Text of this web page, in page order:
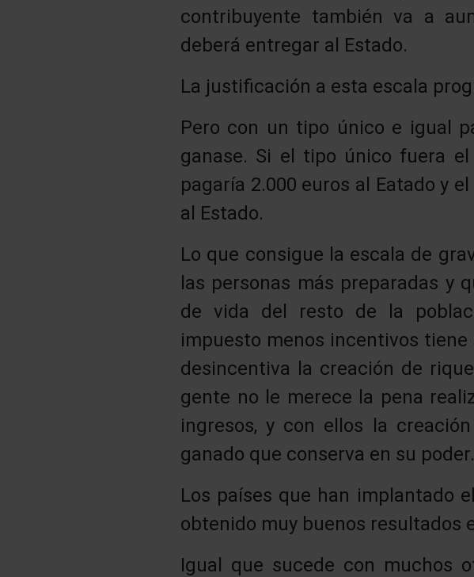
contribuyente también va a
deberá entregar al Estado.
La justificación a esta escala
Pero con un tipo único e igual
ganase. Si el tipo único fuera el
pagaría 2.000 euros al Eatado y
al Estado.
Lo que consigue la escala de
las personas más preparadas y
de vida del resto de la
impuesto menos incentivos
desincentiva la creación de
gente no le merece la pena
ingresos, y con ellos la
ganado que conserva en su poder.
Los países que han implantado
obtenido muy buenos resultados
Igual que sucede con muchos